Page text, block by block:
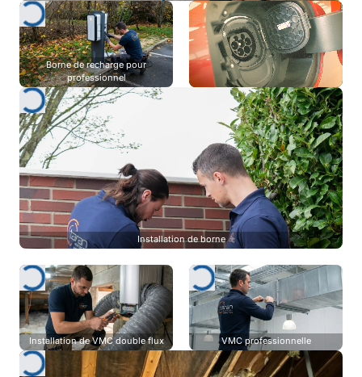
Borne de recharge pour
professionnel
Installation de borne
Installation de VMC double flux VMC professionnelle